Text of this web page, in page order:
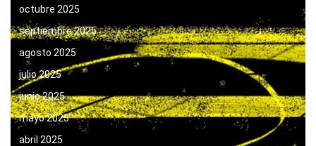
octubre 2025
septiembre 2025
agosto 2025
julio 2025
junio 2025
mayo 2025
abril 2025